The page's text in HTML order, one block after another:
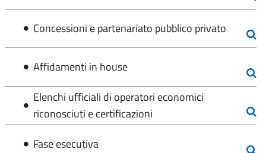
Concessioni e partenariato pubblico privato
Affidamenti in house
Elenchi ufficiali di operatori economici
riconosciuti e certificazioni
Fase esecutiva